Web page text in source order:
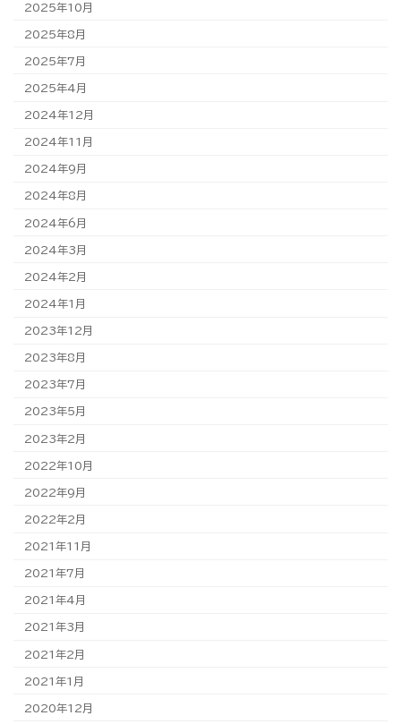
2025年10月
2025年8月
2025年7月
2025年4月
2024年12月
2024年11月
2024年9月
2024年8月
2024年6月
2024年3月
2024年2月
2024年1月
2023年12月
2023年8月
2023年7月
2023年5月
2023年2月
2022年10月
2022年9月
2022年2月
2021年11月
2021年7月
2021年4月
2021年3月
2021年2月
2021年1月
2020年12月